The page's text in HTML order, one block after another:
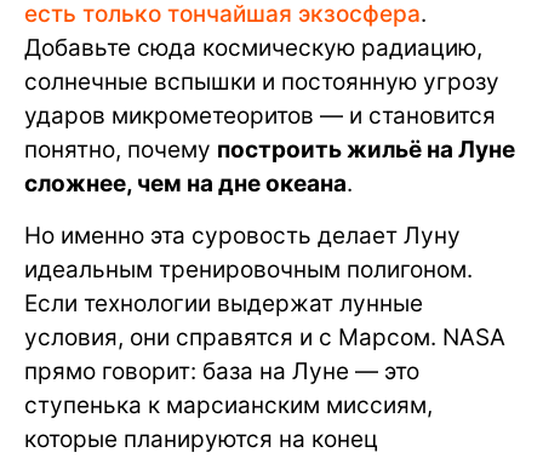
есть только тончайшая экзосфера.
Добавьте сюда космическую радиацию,
солнечные вспышки и постоянную угрозу
ударов микрометеоритов — и становится
понятно, почему построить жильё на Луне
сложнее, чем на дне океана.
Но именно эта суровость делает Луну
идеальным тренировочным полигоном.
Если технологии выдержат лунные
условия, они справятся и с Марсом. NASA
прямо говорит: база на Луне — это
ступенька к марсианским миссиям,
которые планируются на конец